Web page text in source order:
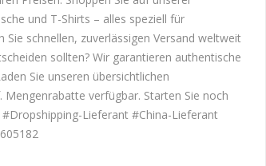
und T-Shirts – alles speziell für
schnellen, zuverlässigen Versand weltweit
sollten? Wir garantieren authentische
Sie unseren übersichtlichen
verfügbar. Starten Sie noch
Lieferant #China-Lieferant